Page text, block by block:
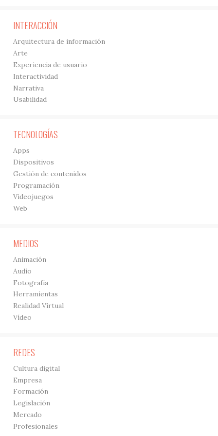
INTERACCIÓN
Arquitectura de información
Arte
Experiencia de usuario
Interactividad
Narrativa
Usabilidad
TECNOLOGÍAS
Apps
Dispositivos
Gestión de contenidos
Programación
Videojuegos
Web
MEDIOS
Animación
Audio
Fotografía
Herramientas
Realidad Virtual
Vídeo
REDES
Cultura digital
Empresa
Formación
Legislación
Mercado
Profesionales